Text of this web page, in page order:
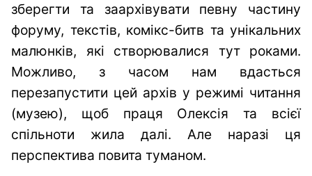
зберегти та заархівувати певну частину
форуму, текстів, комікс-битв та унікальних
малюнків, які створювалися тут роками.
Можливо, з часом нам вдасться
перезапустити цей архів у режимі читання
(музею), щоб праця Олексія та всієї
спільноти жила далі. Але наразі ця
перспектива повита туманом.